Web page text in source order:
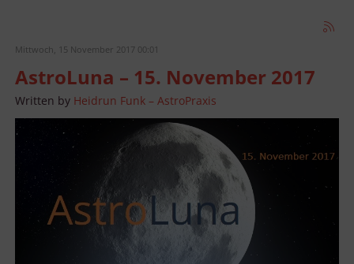
Mittwoch, 15 November 2017 00:01
AstroLuna – 15. November 2017
Written by Heidrun Funk – AstroPraxis